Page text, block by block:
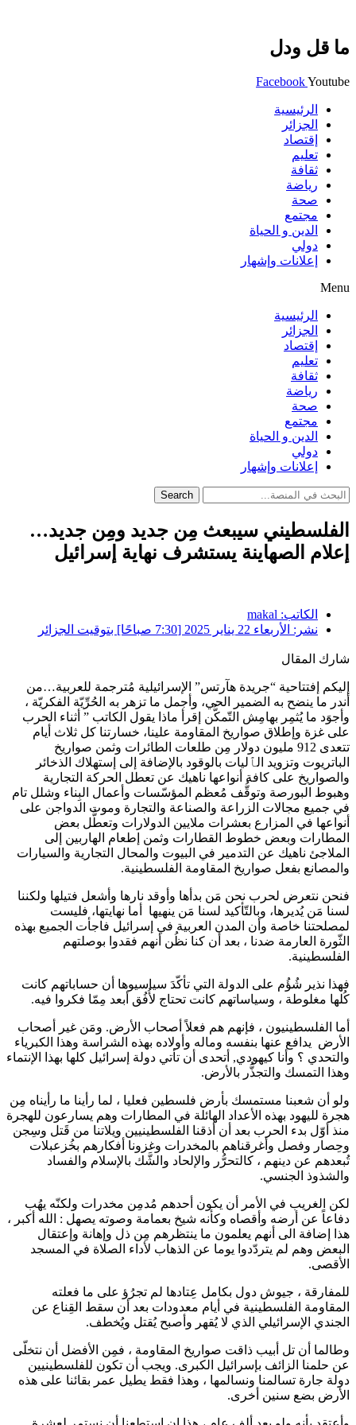
ما قل ودل
FacebookYoutube
الرئيسية
الجزائر
إقتصاد
تعليم
ثقافة
رياضة
صحة
مجتمع
الدين و الحياة
دولي
إعلانات وإشهار
Menu
الرئيسية
الجزائر
إقتصاد
تعليم
ثقافة
رياضة
صحة
مجتمع
الدين و الحياة
دولي
إعلانات وإشهار
Search
الفلسطيني سيبعث مِن جديد ومِن جديد…
إعلام الصهاينة يستشرف نهاية إسرائيل
الكاتب: makal
نشر: الأربعاء 22 يناير 2025 [7:30 صباحًا] بتوقيت الجزائر
شارك المقال
إليكم إفتتاحية “جريدة هآرتس” الإسرائيلية مُترجمة للعربية…من
أندر ما ينضح به الضمير الحي، وأجمل ما تزهر به الحُرِّيّة الفكريّة ،
وأجوَد ما يُثمِر بهامِش التّمكُّن إقرأ ماذا يقول الكاتب ” أثناء الحرب
على غزة وإطلاق صواريخ المقاومة علينا، خسارتنا كل ثلاث أيام
تتعدى 912 مليون دولار مِن طلعات الطائرات وثمن صواريخ
الباتريوت وتزويد الٱليات بالوقود بالإضافة إلى إستهلاك الذخائر
والصواريخ على كافة أنواعها ناهيك عن تعطل الحركة التجارية
وهبوط البورصة وتوقُّف مُعظم المؤسّسات وأعمال البِناء وشلل تام
في جميع مجالات الزراعة والصناعة والتجارة وموت الدواجن على
أنواعها في المزارع بعشرات ملايين الدولارات وتعطُّل بعض
المطارات وبعض خطوط القطارات وثمن إطعام الهاربين إلى
الملاجئ ناهيك عن التدمير في البيوت والمحال التجارية والسيارات
والمصانع بفعل صواريخ المقاومة الفلسطينية.
فنحن نتعرض لحرب نحن مَن بدأها وأوقد نارها وأشعل فتيلها ولكننا
لسنا مَن يُديرها، وبالتّأكيد لسنا مَن ينهيها أما نهايتها، فليست
لمصلحتنا خاصة وأن المدن العربية في إسرائيل فاجأت الجميع بهذه
الثّورة العارمة ضدنا ، بعد أن كنا نظُن أنهم فقدوا بوصلتهم
الفلسطينية.
فهذا نذير شُؤُم على الدولة التي تأكّدَ سياسيوها أن حساباتهم كانت
كُلها مغلوطة ، وسياساتهم كانت تحتاج لأُفُق أبعد مِمّا فكروا فيه.
أما الفلسطينيون ، فإنهم هم فعلاً أصحاب الأرض. ومَن غير أصحاب
الأرض يدافع عنها بنفسه وماله وأولاده بهذه الشراسة وهذا الكبرياء
والتحدي ؟ وأنا كيهودي, أتحدى أن تأتي دولة إسرائيل كلها بهذا الإنتماء
وهذا التمسك والتجذُّر بالأرض.
ولو أن شعبنا مستمسك بأرض فلسطين فعليا ، لما رأينا ما رأيناه مِن
هجرة لليهود بهذه الأعداد الهائلة في المطارات وهم يسارعون للهجرة
منذ أوّل بدء الحرب بعد أن أذقنا الفلسطينيين ويلاتنا من قَتل وسِجن
وحِصار وفصل وأغرقناهم بالمخدرات وغزونا أفكارهم بخُزعبلات
تُبعدهم عن دينهم ، كالتحرُّر والإلحاد والشَّك بالإسلام والفساد
والشذوذ الجنسي.
لكن الغريب في الأمر أن يكون أحدهم مُدمِن مخدرات ولكنّه يهُب
دفاعاً عن أرضه وأقصاه وكأنه شيخ بعمامة وصوته يصهل : الله أكبر ،
هذا إضافة الى أنهم يعلمون ما ينتظرهم مِن ذل وإهانة وإعتقال
البعض وهم لم يتردّدوا يوما عن الذهاب لأداء الصلاة في المسجد
الأقصى.
للمفارقة ، جيوش دول بكامل عِتادها لم تجرُؤ على ما فعلته
المقاومة الفلسطينية في أيام معدودات بعد أن سقط القِناع عن
الجندي الإسرائيلي الذي لا يُقهر وأصبح يُقتل ويُخطف.
وطالما أن تل أبيب ذاقت صواريخ المقاومة ، فمِن الأفضل أن نتخلّى
عن حلمنا الزائف بإسرائيل الكبرى. ويجب أن تكون للفلسطينيين
دولة جارة تسالمنا ونسالمها ، وهذا فقط يطيل عمر بقائنا على هذه
الأرض بضع سنين أخرى.